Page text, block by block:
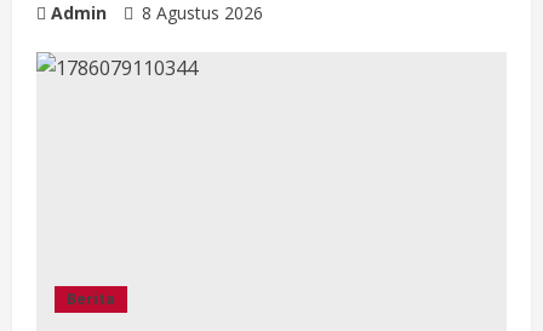
Admin 8 Agustus 2026
Berita